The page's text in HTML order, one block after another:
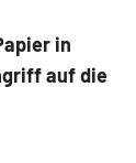
in
auf die